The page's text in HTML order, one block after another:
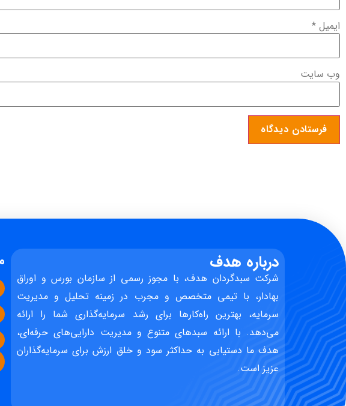
ایمیل *
وب‌ سایت
درباره هدف
شرکت سبدگردان هدف، با مجوز رسمی از سازمان بورس و اوراق
بهادار، با تیمی متخصص و مجرب در زمینه تحلیل و مدیریت
سرمایه، بهترین راه‌کارها برای رشد سرمایه‌گذاری شما را ارائه
می‌دهد. با ارائه سبدهای متنوع و مدیریت دارایی‌های حرفه‌ای،
هدف ما دستیابی به حداکثر سود و خلق ارزش برای سرمایه‌گذاران
عزیز است.